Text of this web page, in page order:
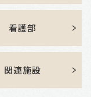
看護部
関連施設